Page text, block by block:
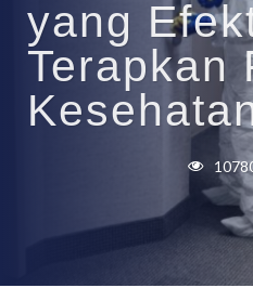
yang
Terapkan